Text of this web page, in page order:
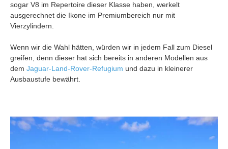
sogar V8 im Repertoire dieser Klasse haben, werkelt
ausgerechnet die Ikone im Premiumbereich nur mit
Vierzylindern.
Wenn wir die Wahl hätten, würden wir in jedem Fall zum Diesel
greifen, denn dieser hat sich bereits in anderen Modellen aus
dem Jaguar-Land-Rover-Refugium und dazu in kleinerer
Ausbaustufe bewährt.